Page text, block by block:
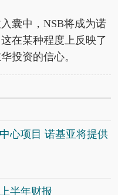
囊中，NSB将成为诺
在某种程度上反映了
投资的信心。
心项目 诺基亚将提供
半年财报